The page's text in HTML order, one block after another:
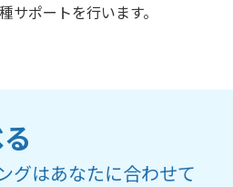
サポートを行います。
グはあなたに合わせて